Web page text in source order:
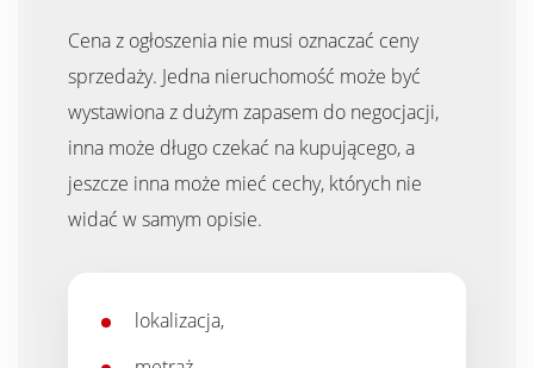
Cena z ogłoszenia nie musi oznaczać ceny
sprzedaży. Jedna nieruchomość może być
wystawiona z dużym zapasem do negocjacji,
inna może długo czekać na kupującego, a
jeszcze inna może mieć cechy, których nie
widać w samym opisie.
lokalizacja,